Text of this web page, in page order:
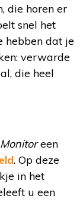
die horen er
snel het
hebben dat je
verwarde
die heel
een
. Op deze
in het
u een